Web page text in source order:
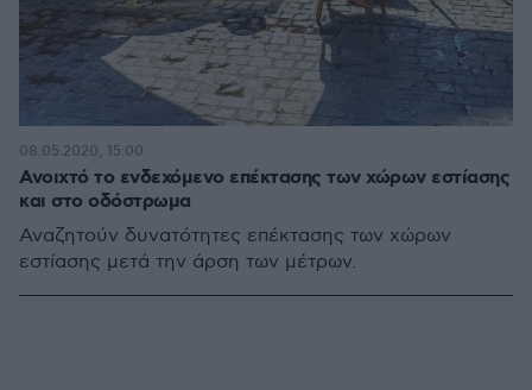
Ανοιχτό το ενδεχόμενο επέκτασης των χώρων εστίασης
και στο οδόστρωμα
Αναζητούν δυνατότητες επέκτασης των χώρων
εστίασης μετά την άρση των μέτρων.
08.05.2020, 15:00